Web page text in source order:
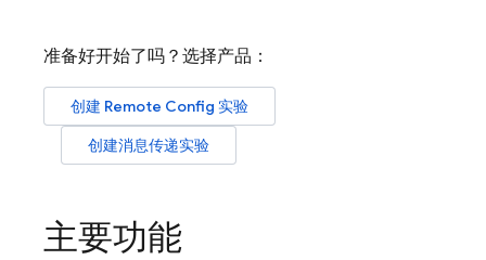
准备好开始了吗？选择产品：
创建 Remote Config 实验
创建消息传递实验
主要功能